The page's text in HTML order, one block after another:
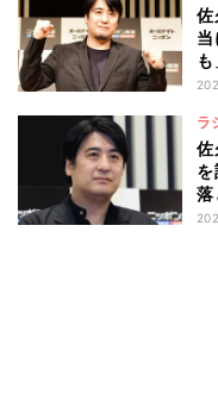
佐
も
ラ
佐
落